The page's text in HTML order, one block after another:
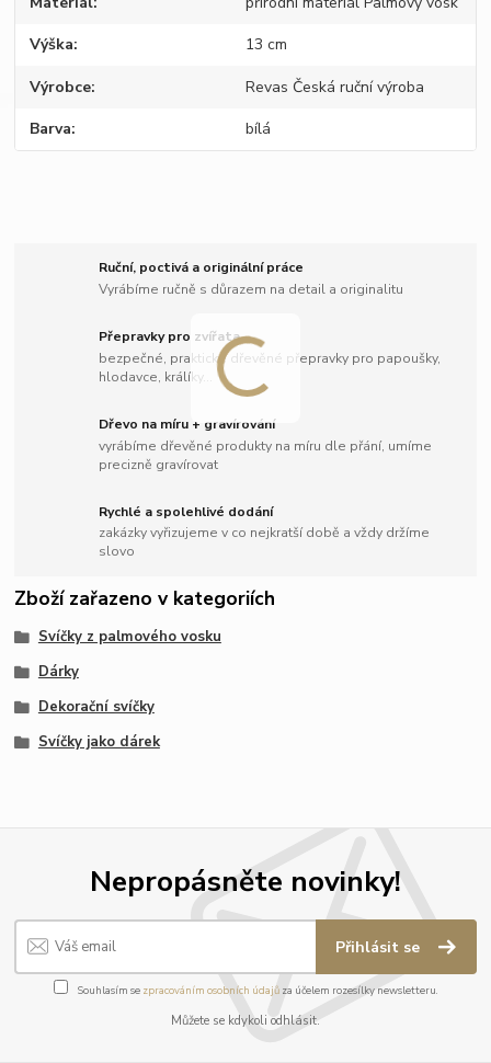
Výška 13 cm
Výrobce Revas Česká ruční výroba
Barva bílá
Ruční, poctivá a originální práce
Vyrábíme ručně s důrazem na detail a originalitu
Přepravky pro zvířata
bezpečné, praktické dřevěné přepravky pro papoušky,
hlodavce, králíky...
Dřevo na míru + gravírování
vyrábíme dřevěné produkty na míru dle přání, umíme
precizně gravírovat
Rychlé a spolehlivé dodání
zakázky vyřizujeme v co nejkratší době a vždy držíme
slovo
Zboží zařazeno v kategoriích
Svíčky z palmového vosku
Dárky
Dekorační svíčky
Svíčky jako dárek
Nepropásněte novinky!
Přihlásit se
Souhlasím se zpracováním osobních údajůza účelem rozesílky newsletteru.
Můžete se kdykoli odhlásit.